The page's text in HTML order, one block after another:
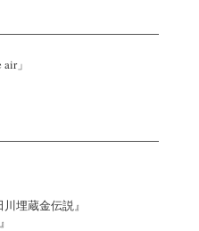
」
埋蔵金伝説』